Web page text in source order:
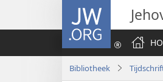
JW.ORG
Bibliotheek